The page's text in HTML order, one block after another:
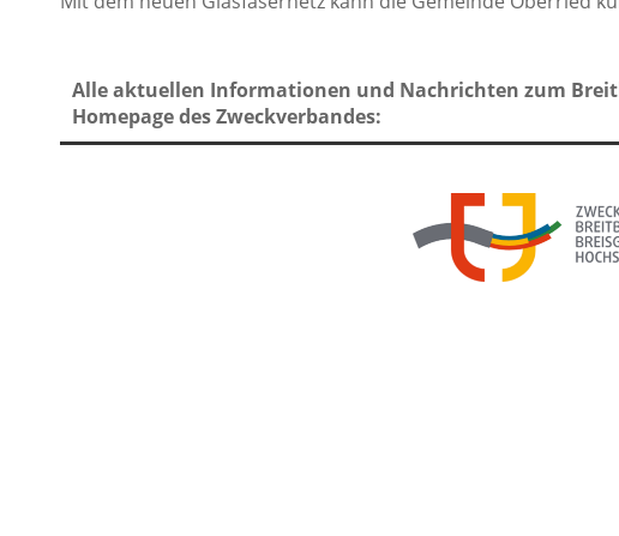
Alle aktuellen Informationen und Nachrichten zum
Homepage des Zweckverbandes: